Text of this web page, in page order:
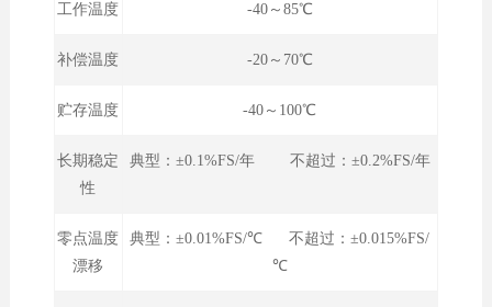
工作温度 -40～85℃
补偿温度 -20～70℃
贮存温度 -40～100℃
长期稳定
性
典型：±0.1%FS/年 不超过：±0.2%FS/年
零点温度
漂移
典型：±0.01%FS/℃ 不超过：±0.015%FS/
℃